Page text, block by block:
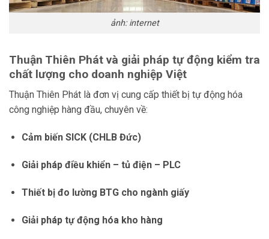
ảnh: internet
Thuận Thiên Phát và giải pháp tự động kiểm tra
chất lượng cho doanh nghiệp Việt
Thuận Thiên Phát là đơn vị cung cấp thiết bị tự động hóa
công nghiệp hàng đầu, chuyên về:
Cảm biến SICK (CHLB Đức)
Giải pháp điều khiển – tủ điện – PLC
Thiết bị đo lường BTG cho ngành giấy
Giải pháp tự động hóa kho hàng